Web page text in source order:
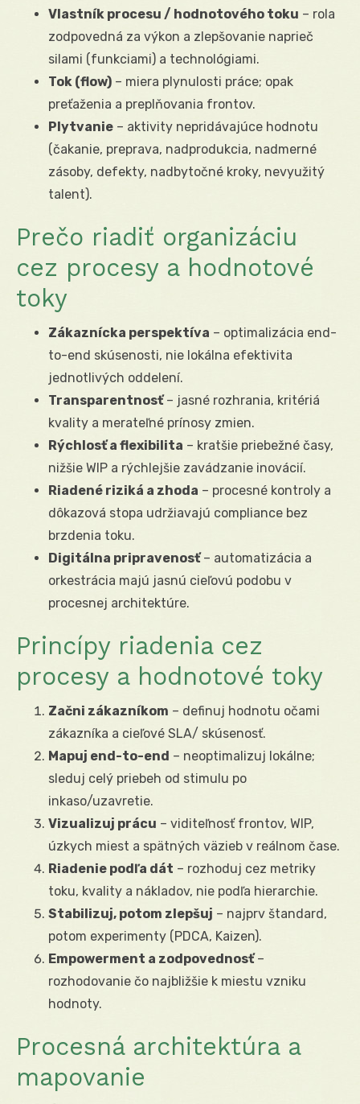
Vlastník procesu / hodnotového toku – rola
zodpovedná za výkon a zlepšovanie naprieč
silami (funkciami) a technológiami.
Tok (flow) – miera plynulosti práce; opak
preťaženia a preplňovania frontov.
Plytvanie – aktivity nepridávajúce hodnotu
(čakanie, preprava, nadprodukcia, nadmerné
zásoby, defekty, nadbytočné kroky, nevyužitý
talent).
Prečo riadiť organizáciu
cez procesy a hodnotové
toky
Zákaznícka perspektíva – optimalizácia end-
to-end skúsenosti, nie lokálna efektivita
jednotlivých oddelení.
Transparentnosť– jasné rozhrania, kritériá
kvality a merateľné prínosy zmien.
Rýchlosť a flexibilita – kratšie priebežné časy,
nižšie WIP a rýchlejšie zavádzanie inovácií.
Riadené riziká a zhoda – procesné kontroly a
dôkazová stopa udržiavajú compliance bez
brzdenia toku.
Digitálna pripravenosť– automatizácia a
orkestrácia majú jasnú cieľovú podobu v
procesnej architektúre.
Princípy riadenia cez
procesy a hodnotové toky
Začni zákazníkom – definuj hodnotu očami
zákazníka a cieľové SLA/ skúsenosť.
Mapuj end-to-end – neoptimalizuj lokálne;
sleduj celý priebeh od stimulu po
inkaso/uzavretie.
Vizualizuj prácu – viditeľnosť frontov, WIP,
úzkych miest a spätných väzieb v reálnom čase.
Riadenie podľa dát – rozhoduj cez metriky
toku, kvality a nákladov, nie podľa hierarchie.
Stabilizuj, potom zlepšuj – najprv štandard,
potom experimenty (PDCA, Kaizen).
Empowerment a zodpovednosť–
rozhodovanie čo najbližšie k miestu vzniku
hodnoty.
Procesná architektúra a
mapovanie